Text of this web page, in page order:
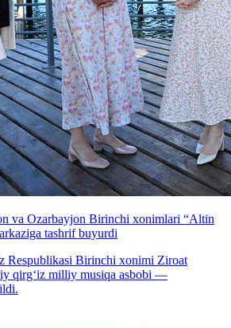
va Ozarbayjon Birinchi xonimlari “Altin
tashrif buyurdi
Respublikasi Birinchi xonimi Ziroat
qirg‘iz milliy musiqa asbobi —